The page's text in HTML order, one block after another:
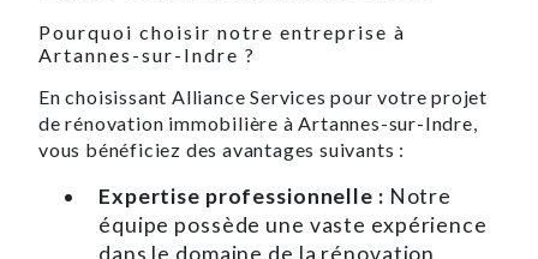
Pourquoi choisir notre entreprise à
Artannes-sur-Indre ?
En choisissant Alliance Services pour votre projet
de rénovation immobilière à Artannes-sur-Indre,
vous bénéficiez des avantages suivants :
Expertise professionnelle : Notre
équipe possède une vaste expérience
dans le domaine de la rénovation